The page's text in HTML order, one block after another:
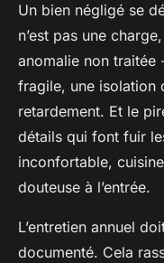
Un bien négligé se
n’est pas une
anomalie non traitée
fragile, une isolation
retardement. Et le
détails qui font fuir
inconfortable,
douteuse à l’entrée.
L’entretien annuel
documenté. Cela